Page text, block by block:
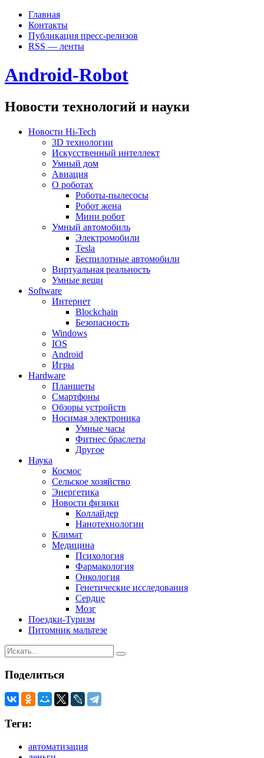
Главная
Контакты
Публикация пресс-релизов
RSS — ленты
Android-Robot
Новости технологий и науки
Новости Hi-Tech
3D технологии
Искусственный интеллект
Умный дом
Авиация
О роботах
Роботы-пылесосы
Робот жена
Мини робот
Умный автомобиль
Электромобили
Tesla
Беспилотные автомобили
Виртуальная реальность
Умные вещи
Software
Интернет
Blockchain
Безопасность
Windows
IOS
Android
Игры
Hardware
Планшеты
Смартфоны
Обзоры устройств
Носимая электроника
Умные часы
Фитнес браслеты
Другое
Наука
Космос
Сельское хозяйство
Энергетика
Новости физики
Коллайдер
Нанотехнологии
Климат
Медицина
Психология
Фармакология
Онкология
Генетические исследования
Сердце
Мозг
Поездки-Туризм
Питомник мальтезе
Поделиться
Теги:
автоматизация